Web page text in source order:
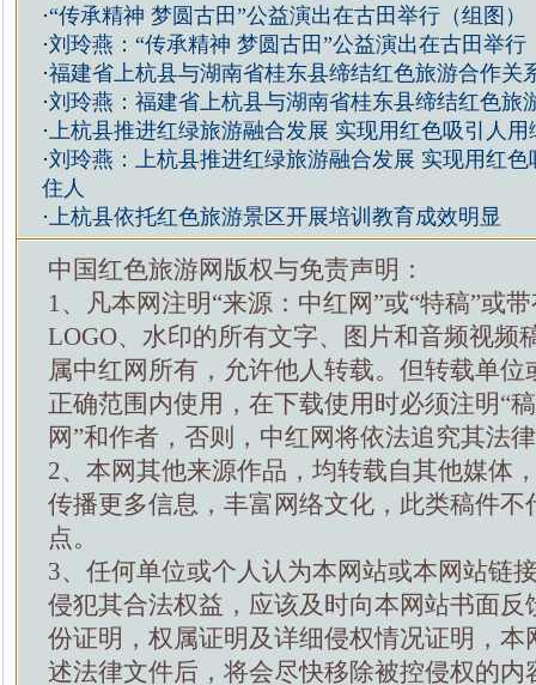
·“传承精神 梦圆古田”公益演出在古田举行（组图）
·刘玲燕：“传承精神 梦圆古田”公益演出在古田举行
·福建省上杭县与湖南省桂东县缔结红色旅游合作关
·刘玲燕：福建省上杭县与湖南省桂东县缔结红色旅
·上杭县推进红绿旅游融合发展 实现用红色吸引人用
·刘玲燕：上杭县推进红绿旅游融合发展 实现用红色
住人
·上杭县依托红色旅游景区开展培训教育成效明显
中国红色旅游网版权与免责声明：
1、凡本网注明“来源：中红网”或“特稿”或
LOGO、水印的所有文字、图片和音频视频
属中红网所有，允许他人转载。但转载单位
正确范围内使用，在下载使用时必须注明“
网”和作者，否则，中红网将依法追究其法
2、本网其他来源作品，均转载自其他媒体
传播更多信息，丰富网络文化，此类稿件不
点。
3、任何单位或个人认为本网站或本网站链
侵犯其合法权益，应该及时向本网站书面反
份证明，权属证明及详细侵权情况证明，本
述法律文件后，将会尽快移除被控侵权的内